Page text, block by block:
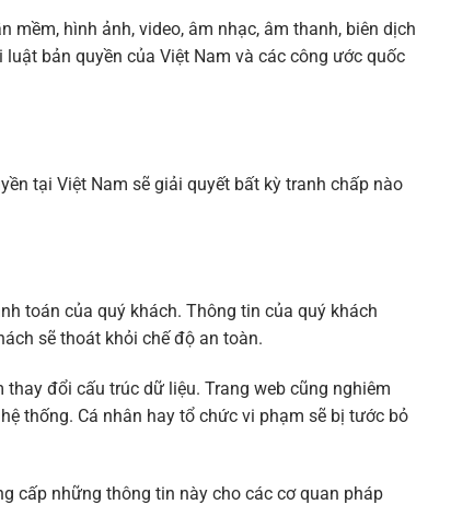
hình ảnh, video, âm nhạc, âm thanh, biên dịch
bản quyền của Việt Nam và các công ước quốc
tại Việt Nam sẽ giải quyết bất kỳ tranh chấp nào
toán của quý khách. Thông tin của quý khách
sẽ thoát khỏi chế độ an toàn.
đổi cấu trúc dữ liệu. Trang web cũng nghiêm
thống. Cá nhân hay tổ chức vi phạm sẽ bị tước bỏ
cấp những thông tin này cho các cơ quan pháp